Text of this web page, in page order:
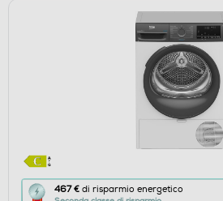
467 € di risparmio energetico
Questa